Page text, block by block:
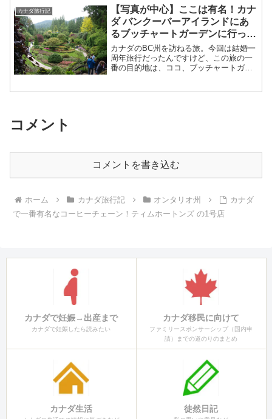
カナダ旅行記
【写真が中心】ここは有名！カナ
ダ バンクーバーアイランドにあ
るブッチャートガーデンに行って
きました。
カナダのBC州を訪ねる旅。今回は結婚一
周年旅行だったんですけど、この旅の一
番の目的地は、ココ、ブッチャートガー
コメント
コメントを書き込む
ホーム カナダ旅行記 オンタリオ州
カナダ
で一番有名なコーヒーチェーン！ティムホートンズ の1号店
カナダで妊娠→出産まで
カナダで妊娠したら読みたい
カナダ移民に向けて
ファミリースポンサーシップ（国内申
請）までの道のりのまとめ
カナダ生活 徒然日記